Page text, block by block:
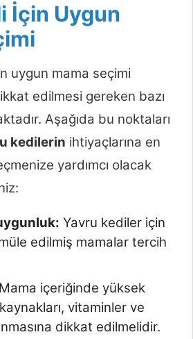
İçin Uygun
uygun mama seçimi
edilmesi gereken bazı
Aşağıda bu noktaları
kedilerin ihtiyaçlarına en
yardımcı olacak
Yavru kediler için
edilmiş mamalar tercih
Mama içeriğinde yüksek
vitaminler ve
dikkat edilmelidir.